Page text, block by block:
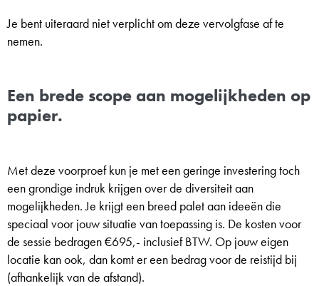
Je bent uiteraard niet verplicht om deze vervolgfase af te
nemen.
Een brede scope aan mogelijkheden op
papier.
Met deze voorproef kun je met een geringe investering toch
een grondige indruk krijgen over de diversiteit aan
mogelijkheden. Je krijgt een breed palet aan ideeën die
speciaal voor jouw situatie van toepassing is. De kosten voor
de sessie bedragen €695,- inclusief BTW. Op jouw eigen
locatie kan ook, dan komt er een bedrag voor de reistijd bij
(afhankelijk van de afstand).